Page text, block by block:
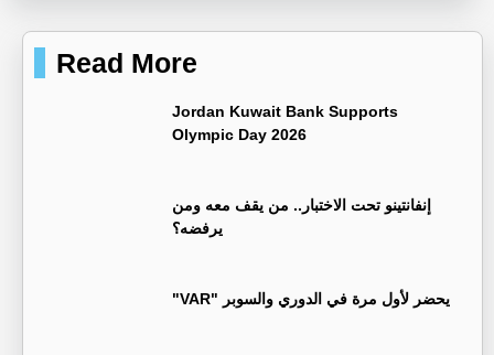
Read More
Jordan Kuwait Bank Supports
Olympic Day 2026
إنفانتينو تحت الاختبار.. من يقف معه ومن
يرفضه؟
"VAR" يحضر لأول مرة في الدوري والسوبر